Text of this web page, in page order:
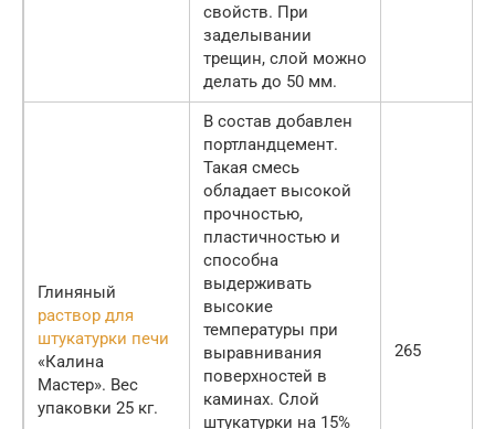
свойств. При
заделывании
трещин, слой можно
делать до 50 мм.
Глиняный
раствор для
штукатурки печи
«Калина
Мастер». Вес
упаковки 25 кг.
В состав добавлен
портландцемент.
Такая смесь
обладает высокой
прочностью,
пластичностью и
способна
выдерживать
высокие
температуры при
выравнивания
поверхностей в
каминах. Слой
штукатурки на 15%
265